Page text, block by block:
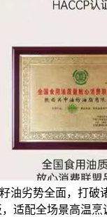
油劣势全面，打
适配全场景高温烹